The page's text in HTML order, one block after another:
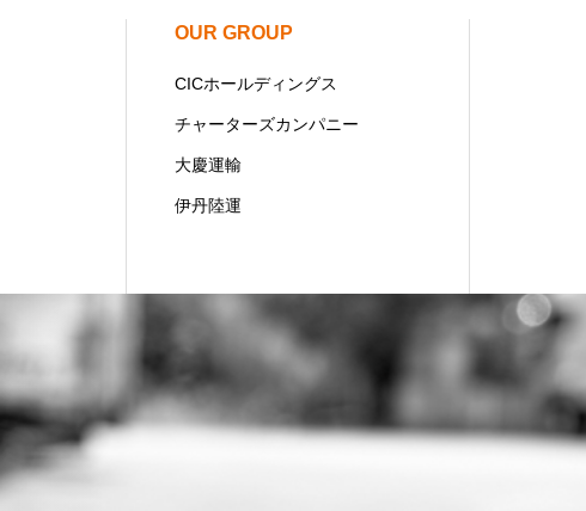
OUR GROUP
CICホールディングス
チャーターズカンパニー
大慶運輸
伊丹陸運